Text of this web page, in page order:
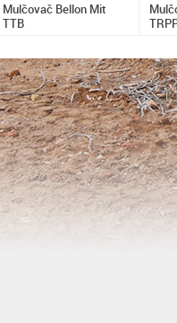
Mulčovač Bellon Mit
TTB